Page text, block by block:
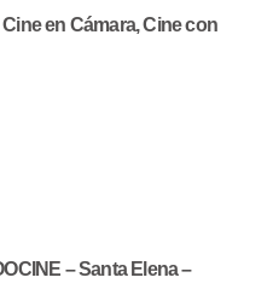
Cine en Cámara, Cine con
– Santa Elena –